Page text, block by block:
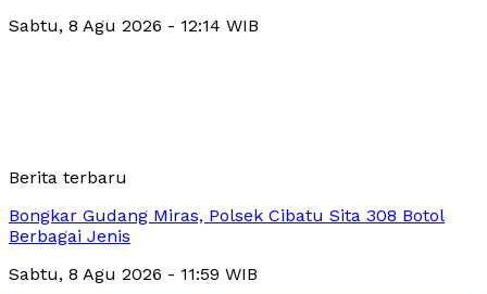
Sabtu, 8 Agu 2026 - 12:14 WIB
Berita terbaru
Bongkar Gudang Miras, Polsek Cibatu Sita 308 Botol
Berbagai Jenis
Sabtu, 8 Agu 2026 - 11:59 WIB